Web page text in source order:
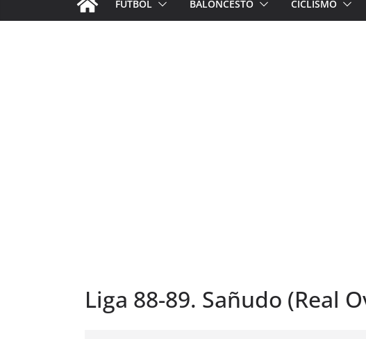
FÚTBOL BALONCESTO CICLISMO
Liga 88-89. Sañudo (Real